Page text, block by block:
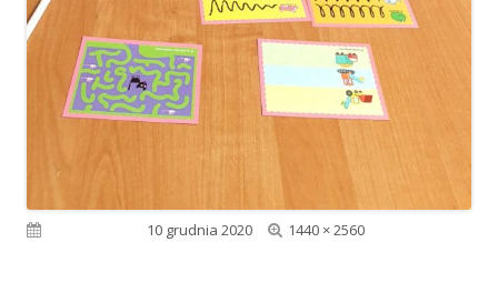
10 grudnia 2020
Pełny
1440 × 2560